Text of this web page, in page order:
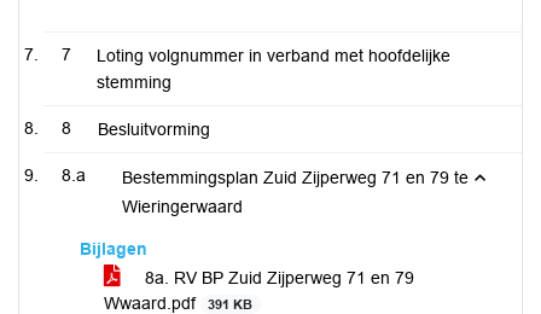
7
Loting volgnummer in verband met hoofdelijke
stemming
8 Besluitvorming
8.a
Bestemmingsplan Zuid Zijperweg 71 en 79 te
Wieringerwaard
Bijlagen
8a. RV BP Zuid Zijperweg 71 en 79
Wwaard.pdf
391 KB